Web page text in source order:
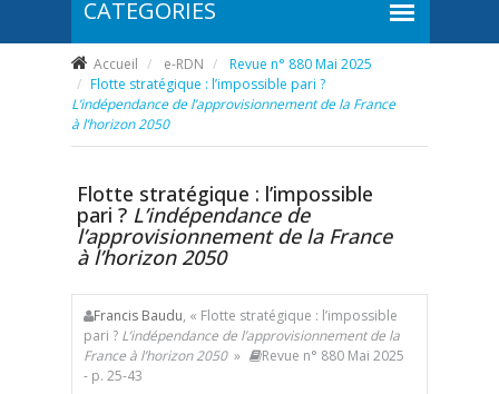
Accueil e-RDN
Revue n° 880 Mai 2025
Flotte stratégique : l’impossible pari ?
L’indépendance de l’approvisionnement de la France
à l’horizon 2050
Flotte stratégique : l’impossible
pari ? L’indépendance de
l’approvisionnement de la France
à l’horizon 2050
Francis Baudu, « Flotte stratégique : l’impossible
pari ? L’indépendance de l’approvisionnement de la
France à l’horizon 2050»
Revue n° 880 Mai 2025
- p. 25-43